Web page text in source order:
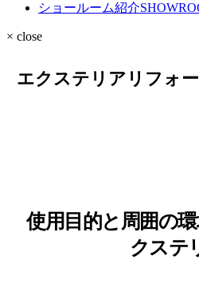
ショールーム紹介
× close
エクステリアリフォ
使用目的と周囲の
クステ